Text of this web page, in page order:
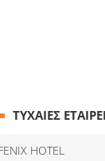
ΤΥΧΑΙΕΣ
HOTEL